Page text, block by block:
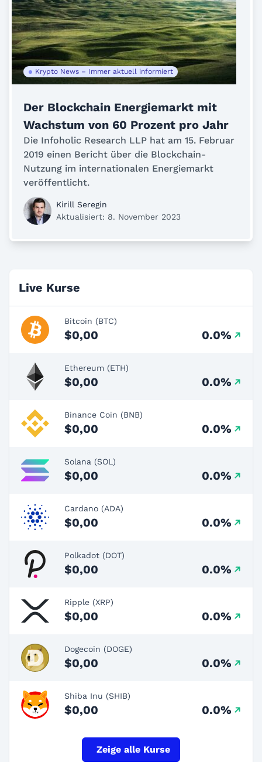
Krypto News – Immer aktuell informiert
Der Blockchain Energiemarkt mit
Wachstum von 60 Prozent pro Jahr
Die Infoholic Research LLP hat am 15. Februar
2019 einen Bericht über die Blockchain-
Nutzung im internationalen Energiemarkt
veröffentlicht.
Kirill Seregin
Aktualisiert: 8. November 2023
Live Kurse
Bitcoin (BTC)
$0,00 0.0%
Ethereum (ETH)
$0,00 0.0%
Binance Coin (BNB)
$0,00 0.0%
Solana (SOL)
$0,00 0.0%
Cardano (ADA)
$0,00 0.0%
Polkadot (DOT)
$0,00 0.0%
Ripple (XRP)
$0,00 0.0%
Dogecoin (DOGE)
$0,00 0.0%
Shiba Inu (SHIB)
$0,00 0.0%
Zeige alle Kurse